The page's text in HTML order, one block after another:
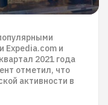
Expedia.com и
2021 года
отметил, что
активности в